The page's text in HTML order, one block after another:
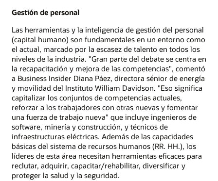
Gestión de personal
Las herramientas y la inteligencia de gestión del personal
(capital humano) son fundamentales en un entorno como
el actual, marcado por la escasez de talento en todos los
niveles de la industria. "Gran parte del debate se centra en
la recapacitación y mejora de las competencias", comentó
a Business Insider Diana Páez, directora sénior de energía
y movilidad del Instituto William Davidson. "Eso significa
capitalizar los conjuntos de competencias actuales,
reforzar a los trabajadores con otras nuevas y fomentar
una fuerza de trabajo nueva" que incluye ingenieros de
software, minería y construcción, y técnicos de
infraestructuras eléctricas. Además de las capacidades
básicas del sistema de recursos humanos (RR. HH.), los
líderes de esta área necesitan herramientas eficaces para
reclutar, adquirir, capacitar/rehabilitar, diversificar y
proteger la salud y la seguridad.